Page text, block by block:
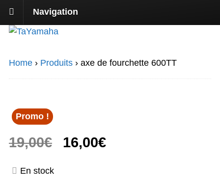
Navigation
Home › Produits › axe de fourchette 600TT
Promo !
19,00€
Le
16,00€Le
En stock